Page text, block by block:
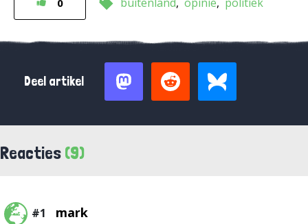
0
Deel artikel
Reacties (9)
#1 mark